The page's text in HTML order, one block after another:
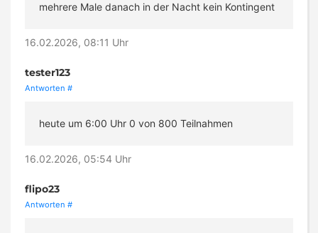
mehrere Male danach in der Nacht kein Kontingent
16.02.2026, 08:11 Uhr
tester123
Antworten #
heute um 6:00 Uhr 0 von 800 Teilnahmen
16.02.2026, 05:54 Uhr
flipo23
Antworten #